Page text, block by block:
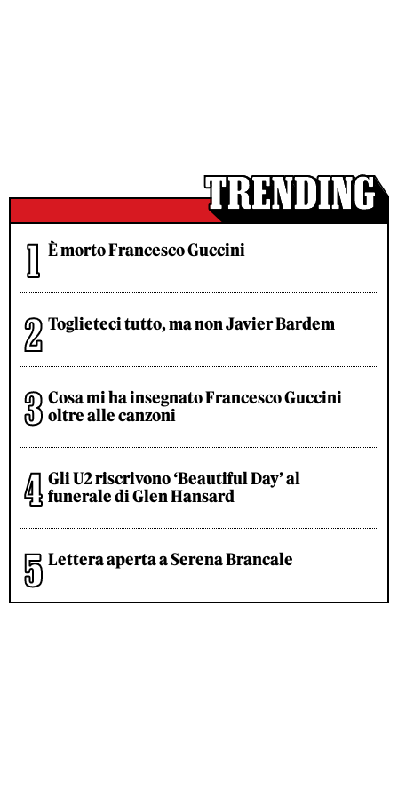
È morto Francesco Guccini
Toglieteci tutto, ma non Javier Bardem
Cosa mi ha insegnato Francesco Guccini
oltre alle canzoni
Gli U2 riscrivono ‘Beautiful Day’ al
funerale di Glen Hansard
Lettera aperta a Serena Brancale